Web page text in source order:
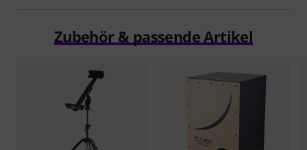
Zubehör & passende Artikel